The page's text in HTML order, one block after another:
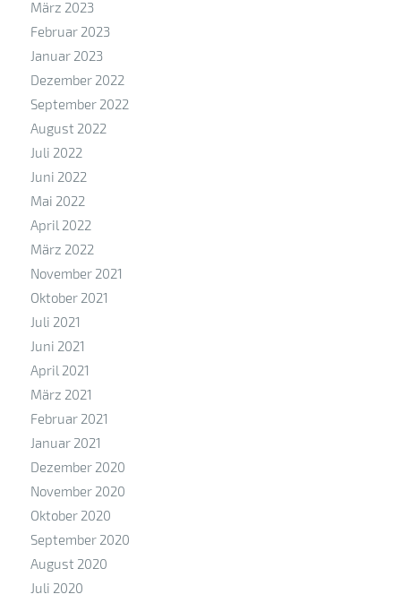
März 2023
Februar 2023
Januar 2023
Dezember 2022
September 2022
August 2022
Juli 2022
Juni 2022
Mai 2022
April 2022
März 2022
November 2021
Oktober 2021
Juli 2021
Juni 2021
April 2021
März 2021
Februar 2021
Januar 2021
Dezember 2020
November 2020
Oktober 2020
September 2020
August 2020
Juli 2020